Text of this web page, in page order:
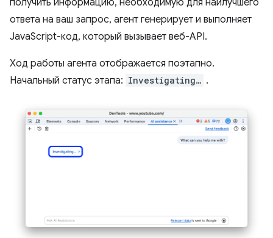
получить информацию, необходимую для наилучшего
ответа на ваш запрос, агент генерирует и выполняет
JavaScript-код, который вызывает веб-API.
Ход работы агента отображается поэтапно.
Начальный статус этапа: Investigating… .